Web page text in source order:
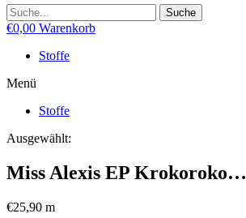
Suche
€0,00 Warenkorb
Stoffe
Menü
Stoffe
Ausgewählt:
Miss Alexis EP Krokoroko…
€25,90 m